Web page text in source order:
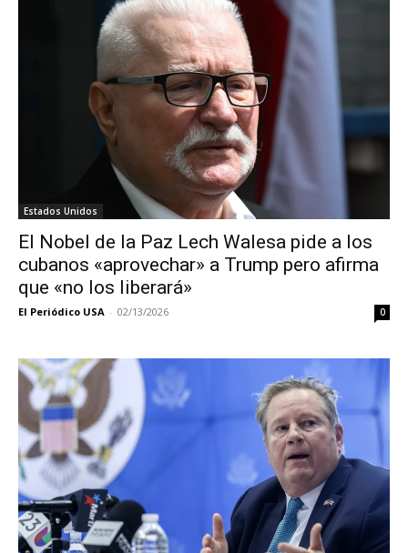
Estados Unidos
El Nobel de la Paz Lech Walesa pide a los
cubanos «aprovechar» a Trump pero afirma
que «no los liberará»
El Periódico USA - 02/13/2026 0